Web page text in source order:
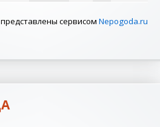
сервисом Nepogoda.ru